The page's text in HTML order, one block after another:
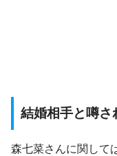
結婚相手と噂さ
森七菜さんに関して